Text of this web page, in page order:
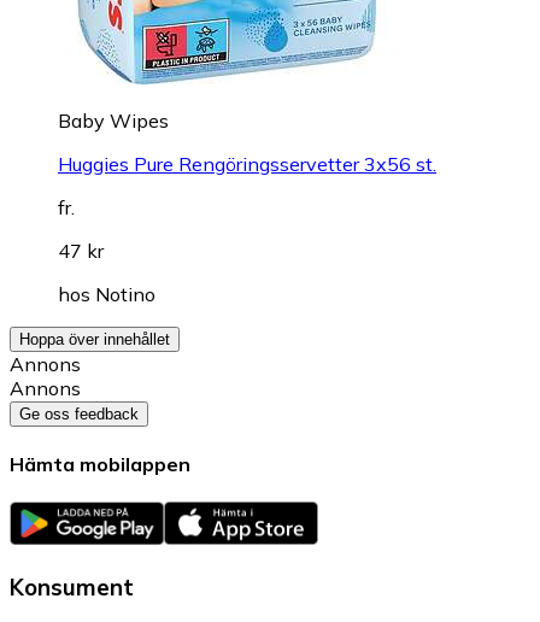
Baby Wipes
Huggies Pure Rengöringsservetter 3x56 st.
fr.
47 kr
hos Notino
Hoppa över innehållet
Annons
Annons
Ge oss feedback
Hämta mobilappen
Konsument